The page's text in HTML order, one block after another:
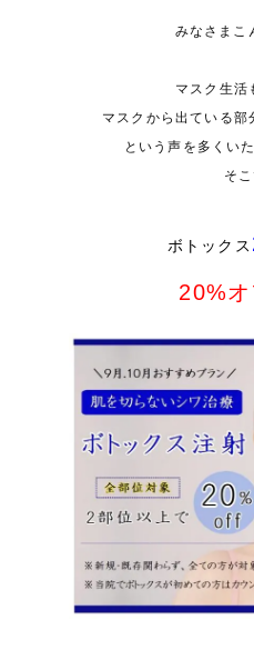
みなさまこ
マスク生活
マスクから出ている部
という声を多くい
そこ
ボトックス
20%